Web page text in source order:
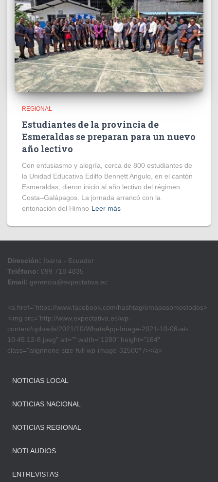
REGIONAL
Estudiantes de la provincia de
Esmeraldas se preparan para un nuevo
año lectivo
Con entusiasmo y alegría, cerca de 800 estudiantes de
la Unidad Educativa Edilfo Bennett Angulo, en el cantón
Esmeraldas, dieron inicio al año lectivo del régimen
Costa–Galápagos. La jornada arrancó con la
entonación del Himno Leer más
Dirección: Ibarra - Ecuador
Teléfono: 099 718 4835
Email: gerencia@expectativa.ec
<a href=”https://www.facebook.com/hashtag/emapasomostodos>
<img src=”http://www.expectativa.ec/wp-
content/uploads/2021/10/WhatsApp-Image-2021-10-08-at-
10.45.12-8.jpeg” alt=”” width=”1280″ height=”164″
class=”alignnone size-full wp-image-32500″ /></a>
NOTICIAS LOCAL
NOTICIAS NACIONAL
NOTICIAS REGIONAL
NOTI AUDIOS
ENTREVISTAS